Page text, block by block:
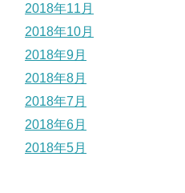
2018年11月
2018年10月
2018年9月
2018年8月
2018年7月
2018年6月
2018年5月